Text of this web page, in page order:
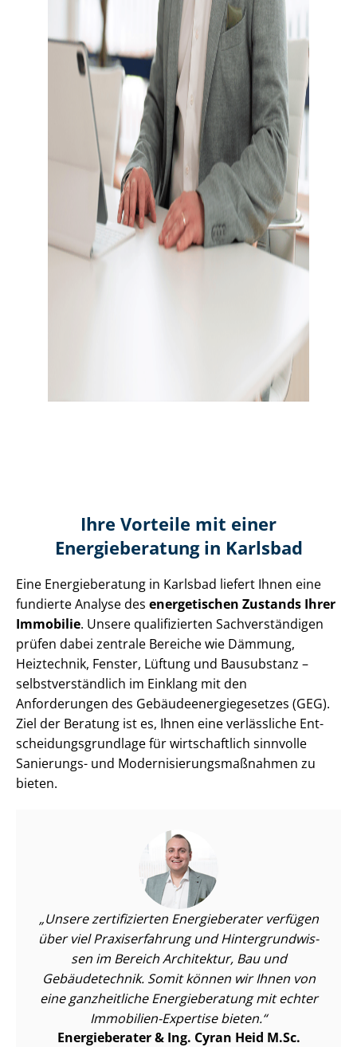
Ihre Vorteile mit einer
Energieberatung in Karlsbad
Eine Energieberatung in Karlsbad liefert Ihnen eine
fundierte Analyse des energetischen Zustands Ihrer
Immobilie. Unsere qualifizierten Sach­ver­stän­di­gen
prüfen dabei zentrale Bereiche wie Dämmung,
Heiztechnik, Fenster, Lüftung und Bausubstanz –
selbst­ver­ständ­lich im Einklang mit den
Anforderungen des Ge­bäu­de­en­er­gie­ge­set­zes (GEG).
Ziel der Beratung ist es, Ihnen eine verlässliche Ent­
schei­dungs­grund­la­ge für wirtschaftlich sinnvolle
Sanierungs- und Mo­der­ni­sie­rungs­maß­nah­men zu
bieten.
Unsere zertifizierten Energieberater verfügen
über viel Praxiserfahrung und Hin­ter­grund­wis­
sen im Bereich Architektur, Bau und
Gebäudetechnik. Somit können wir Ihnen von
eine ganzheitliche Energieberatung mit echter
Immobilien-Expertise bieten.
Energieberater & Ing. Cyran Heid M.Sc.